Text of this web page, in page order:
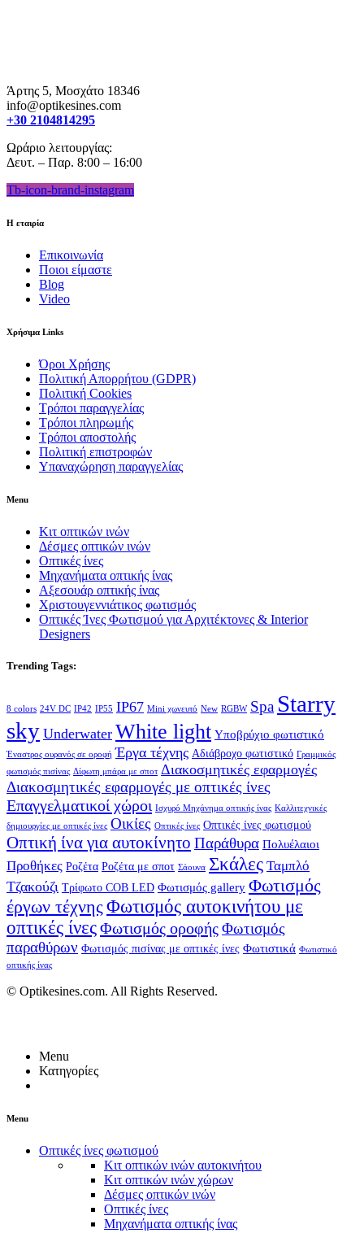
Άρτης 5, Μοσχάτο 18346
info@optikesines.com
+30 2104814295
Ωράριο λειτουργίας:
Δευτ. – Παρ. 8:00 – 16:00
Tb-icon-brand-instagram
Η εταιρία
Επικοινωνία
Ποιοι είμαστε
Blog
Video
Χρήσιμα Links
Όροι Χρήσης
Πολιτική Απορρήτου (GDPR)
Πολιτική Cookies
Τρόποι παραγγελίας
Τρόποι πληρωμής
Τρόποι αποστολής
Πολιτική επιστροφών
Υπαναχώρηση παραγγελίας
Menu
Κιτ οπτικών ινών
Δέσμες οπτικών ινών
Οπτικές ίνες
Μηχανήματα οπτικής ίνας
Αξεσουάρ οπτικής ίνας
Χριστουγεννιάτικος φωτισμός
Οπτικές Ίνες Φωτισμού για Αρχιτέκτονες & Interior
Designers
Trending Tags:
8 colors 24V DC IP42 IP55 IP67 Mini χωνευτό New RGBW Spa Starry
sky Underwater White light Yποβρύχιο φωτιστικό
Έναστρος ουρανός σε οροφή Έργα τέχνης Αδιάβροχο φωτιστικό Γραμμικός
φωτισμός πισίνας Δίφωτη μπάρα με σποτ Διακοσμητικές εφαρμογές
Διακοσμητικές εφαρμογές με οπτικές ίνες
Επαγγελματικοί χώροι Ισχυρό Μηχάνημα οπτικής ίνας Καλλιτεχνικές
δημιουργίες με οπτικές ίνες Οικίες Οπτικές ίνες Οπτικές ίνες φωτισμού
Οπτική ίνα για αυτοκίνητο Παράθυρα Πολυέλαιοι
Προθήκες Ροζέτα Ροζέτα με σποτ Σάουνα Σκάλες Ταμπλό
Τζακούζι Τρίφωτο COB LED Φωτισμός gallery Φωτισμός
έργων τέχνης Φωτισμός αυτοκινήτου με
οπτικές ίνεςΦωτισμός οροφήςΦωτισμός
παραθύρων Φωτισμός πισίνας με οπτικές ίνες Φωτιστικά Φωτιστικό
οπτικής ίνας
© Optikesines.com. All Rights Reserved.
Menu
Κατηγορίες
Menu
Οπτικές ίνες φωτισμού
Κιτ οπτικών ινών αυτοκινήτου
Κιτ οπτικών ινών χώρων
Δέσμες οπτικών ινών
Οπτικές ίνες
Μηχανήματα οπτικής ίνας